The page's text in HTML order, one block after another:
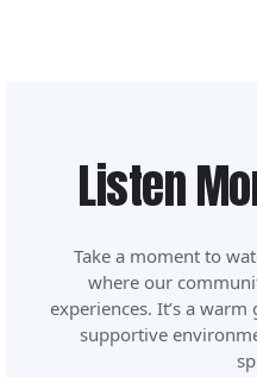
Listen
Take a moment to
where our
experiences. It’s a
supportive